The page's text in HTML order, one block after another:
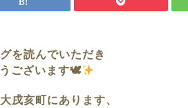
を読んでいただき
ございます🕊
戌亥町にあります、